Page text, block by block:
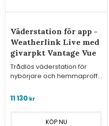
Väderstation för app -
Weatherlink Live med
givarpkt Vantage Vue
Trådlös väderstation för
nybörjare och hemmaproffs
Vantage Vue och
11 130 kr